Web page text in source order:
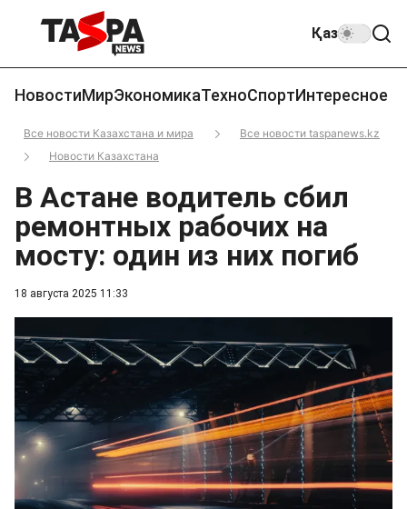
Қаз
НовостиМирЭкономикаТехноСпортИнтересное
Все новости Казахстана и мира
Все новости taspanews.kz
Новости Казахстана
18 августа 2025 11:33
В Астане водитель сбил
ремонтных рабочих на
мосту: один из них погиб